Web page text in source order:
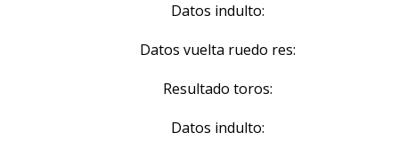
Datos indulto:
Datos vuelta ruedo res:
Resultado toros:
Datos indulto: